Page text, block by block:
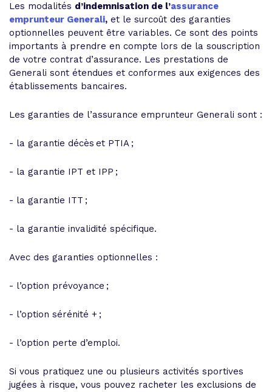
Les modalités d’indemnisation de l’assurance
emprunteur Generali, et le surcoût des garanties
optionnelles peuvent être variables. Ce sont des points
importants à prendre en compte lors de la souscription
de votre contrat d’assurance. Les prestations de
Generali sont étendues et conformes aux exigences des
établissements bancaires.
Les garanties de l’assurance emprunteur Generali sont :
- la garantie décès et PTIA ;
- la garantie IPT et IPP ;
- la garantie ITT ;
- la garantie invalidité spécifique.
Avec des garanties optionnelles :
- l’option prévoyance ;
- l’option sérénité + ;
- l’option perte d’emploi.
Si vous pratiquez une ou plusieurs activités sportives
jugées à risque, vous pouvez racheter les exclusions de